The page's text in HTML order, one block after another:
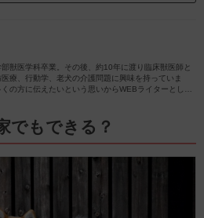
獣医学科卒業。その後、約10年に渡り臨床獣医師と
療、行動学、老犬の介護問題に興味を持っていま
の方に伝えたいという思いからWEBライターとして
でもできる？